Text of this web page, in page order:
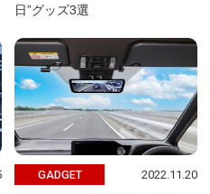
日”グッズ3選
GADGET 2022.11.20